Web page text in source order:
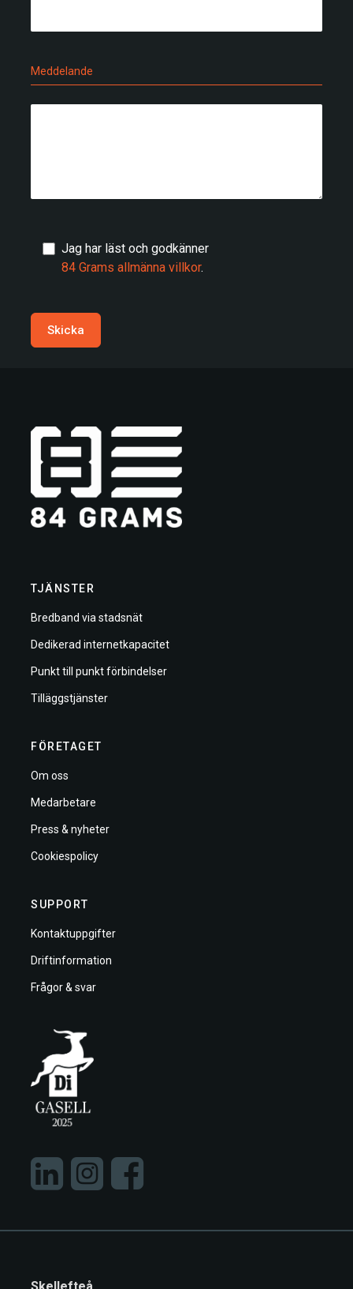
Meddelande
Jag har läst och godkänner
84 Grams allmänna villkor.
Skicka
TJÄNSTER
Bredband via stadsnät
Dedikerad internetkapacitet
Punkt till punkt förbindelser
Tilläggstjänster
FÖRETAGET
Om oss
Medarbetare
Press & nyheter
Cookiespolicy
SUPPORT
Kontaktuppgifter
Driftinformation
Frågor & svar